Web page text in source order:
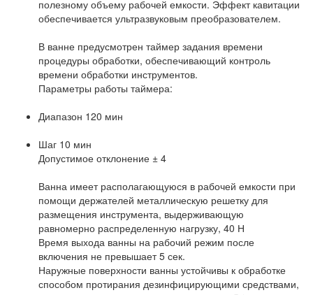
полезному объему рабочей емкости. Эффект кавитации
обеспечивается ультразвуковым преобразователем.
В ванне предусмотрен таймер задания времени
процедуры обработки, обеспечивающий контроль
времени обработки инструментов.
Параметры работы таймера:
Диапазон 120 мин
Шаг 10 мин
Допустимое отклонение ± 4
Ванна имеет располагающуюся в рабочей емкости при
помощи держателей металлическую решетку для
размещения инструмента, выдерживающую
равномерно распределенную нагрузку, 40 Н
Время выхода ванны на рабочий режим после
включения не превышает 5 сек.
Наружные поверхности ванны устойчивы к обработке
способом протирания дезинфицирующими средствами,